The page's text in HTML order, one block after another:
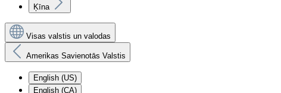
Ķīna
Visas valstis un valodas
Amerikas Savienotās Valstis
English (US)
English (CA)